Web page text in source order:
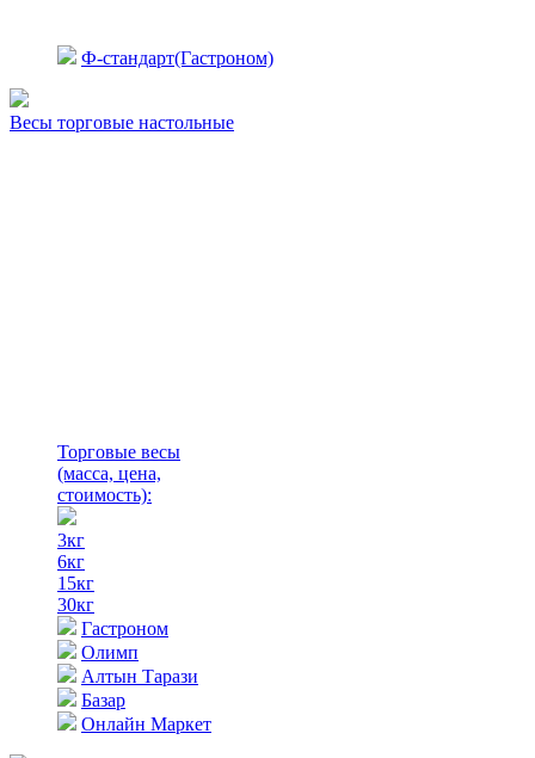
Ф-стандарт(Гастроном)
Весы торговые настольные
Торговые весы
(масса, цена,
стоимость):
3кг
6кг
15кг
30кг
Гастроном
Олимп
Алтын Тарази
Базар
Онлайн Маркет